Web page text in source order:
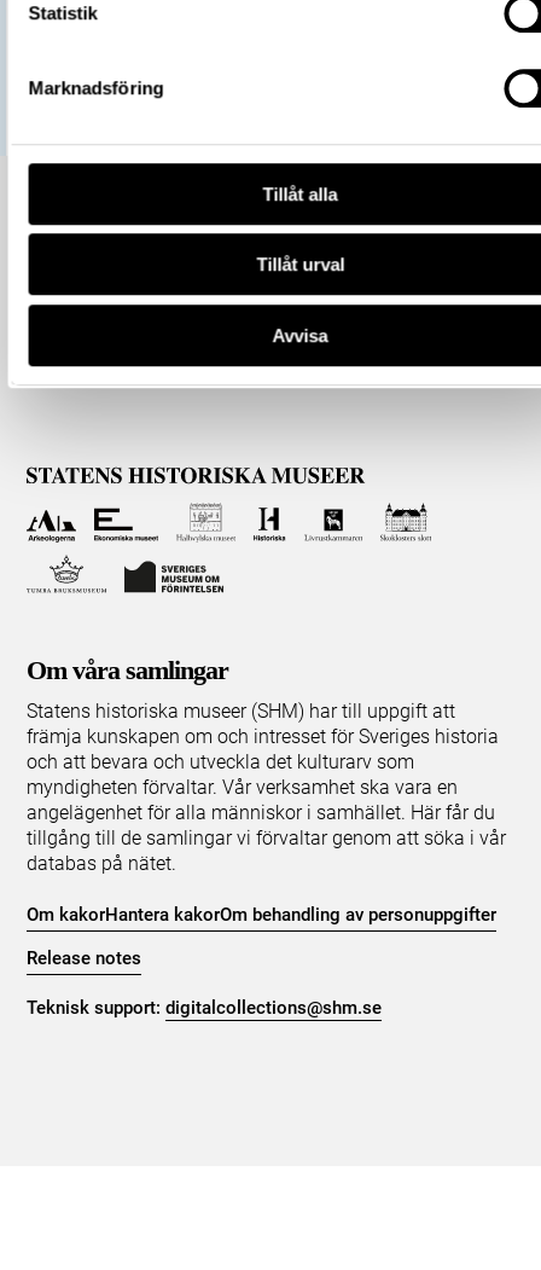
Statistik
Marknadsföring
Tillåt alla
Tillåt urval
Avvisa
All textinformation (metadata) på denna sida är fri att använda
Om våra samlingar
Statens historiska museer (SHM) har till uppgift att
främja kunskapen om och intresset för Sveriges historia
och att bevara och utveckla det kulturarv som
myndigheten förvaltar. Vår verksamhet ska vara en
angelägenhet för alla människor i samhället. Här får du
tillgång till de samlingar vi förvaltar genom att söka i vår
databas på nätet.
Om kakorHantera kakorOm behandling av personuppgifter
Release notes
Teknisk support:digitalcollections@shm.se